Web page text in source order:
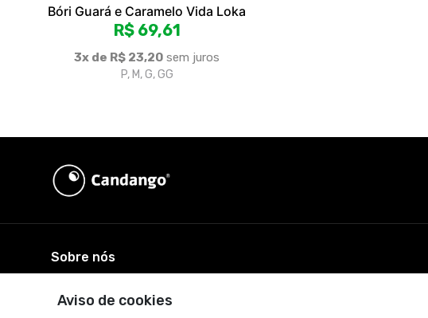
Aviso de cookies
© Dados do vendedor: CPF 730.940.051-87 - candangonafoto@gmail.com